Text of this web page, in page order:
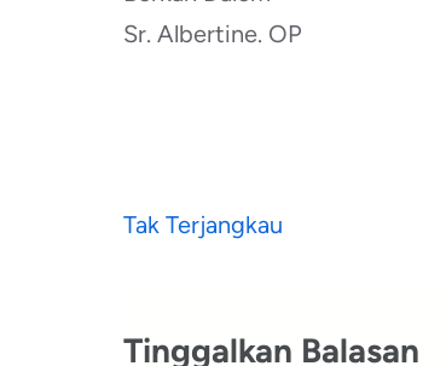
Sr. Albertine. OP
Navigasi
Tak Terjangkau
Tinggalkan Balasan